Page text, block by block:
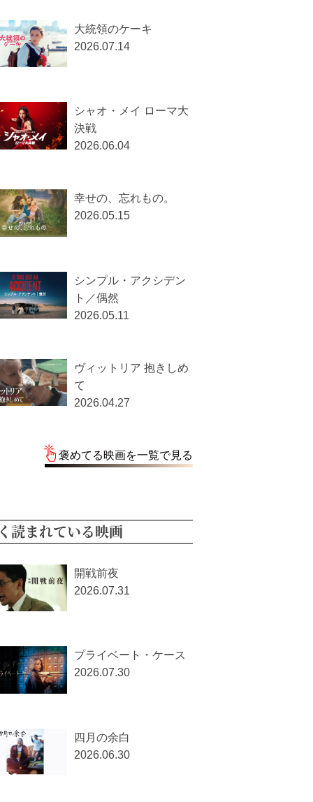
大統領のケーキ
2026.07.14
シャオ・メイ ローマ大
決戦
2026.06.04
幸せの、忘れもの。
2026.05.15
シンプル・アクシデン
ト／偶然
2026.05.11
ヴィットリア 抱きしめ
て
2026.04.27
褒めてる映画を一覧で見る
読まれている映画
開戦前夜
2026.07.31
プライベート・ケース
2026.07.30
四月の余白
2026.06.30